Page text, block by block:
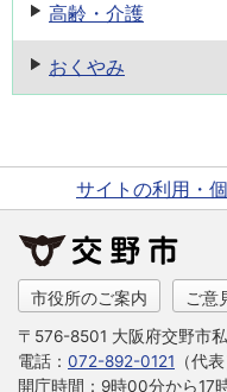
高齢・介護
おくやみ
サイトの利用・
市役所のご案内 ご意
〒576-8501 大阪府交野市
電話： 072-892-0121 （代表
開庁時間：9時00分から17